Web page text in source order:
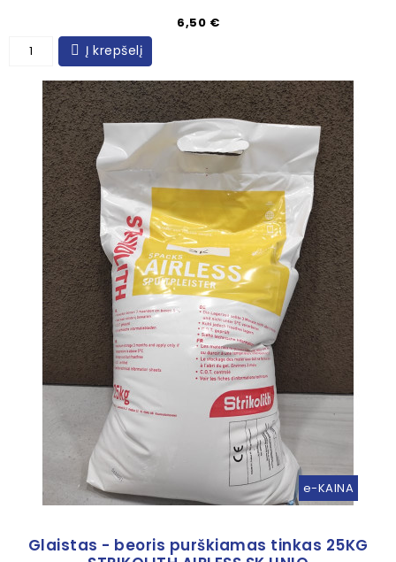
Kaina
6,50 €
Į krepšelį
e-KAINA
Glaistas - beoris purškiamas tinkas 25KG